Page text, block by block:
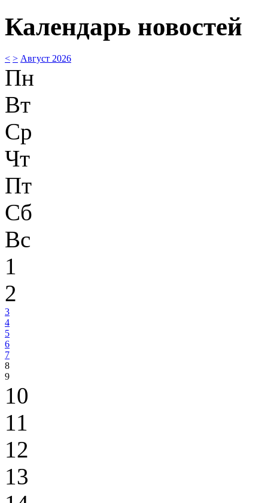
Календарь новостей
< > Август 2026
Пн
Вт
Ср
Чт
Пт
Сб
Вс
1
2
3
4
5
6
7
8
9
10
11
12
13